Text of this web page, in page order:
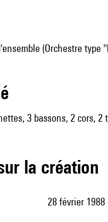
(Orchestre type
3 bassons, 2 cors,
la création
28 février 1988